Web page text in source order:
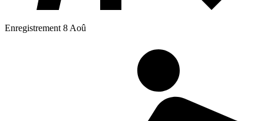
Enregistrement 8 Aoû